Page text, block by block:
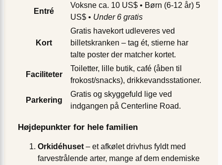
Entré
Voksne ca. 10 US$ • Børn (6-12 år) 5
US$ • Under 6 gratis
Kort
Gratis havekort udleveres ved
billetskranken – tag ét, stierne har
talte poster der matcher kortet.
Faciliteter
Toiletter, lille butik, café (åben til
frokost/snacks), drikkevandsstationer.
Parkering
Gratis og skyggefuld lige ved
indgangen på Centerline Road.
Højdepunkter for hele familien
Orkidéhuset – et afkølet drivhus fyldt med
farvestrålende arter, mange af dem endemiske